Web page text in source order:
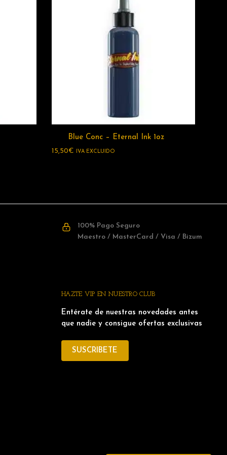
Blue Conc – Eternal Ink 1oz
15,50€ IVA EXCLUIDO
100% Pago Seguro
Maestro / MasterCard / Visa / Bizum
HAZTE VIP EN NUESTRO CLUB
Entérate de nuestras novedades antes
que nadie y consigue ofertas exclusivas
SUSCRIBETE